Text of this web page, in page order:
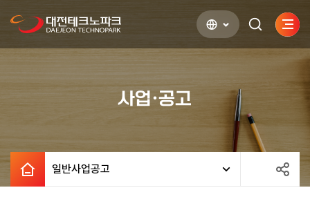
검색하기사이
열기
사업·공고
일반사업공고